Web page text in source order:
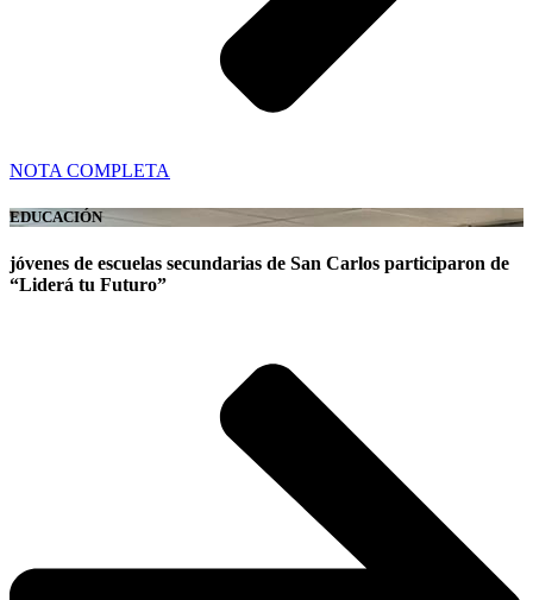
NOTA COMPLETA
EDUCACIÓN
jóvenes de escuelas secundarias de San Carlos participaron de
“Liderá tu Futuro”